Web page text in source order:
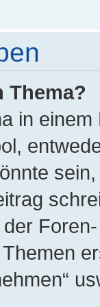
Thema?
in